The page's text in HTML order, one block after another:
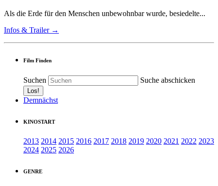
Als die Erde für den Menschen unbewohnbar wurde, besiedelte...
Infos & Trailer →
Film Finden
Suchen Suche abschicken
Demnächst
KINOSTART
2013 2014 2015 2016 2017 2018 2019 2020 2021 2022 2023
2024 2025 2026
GENRE